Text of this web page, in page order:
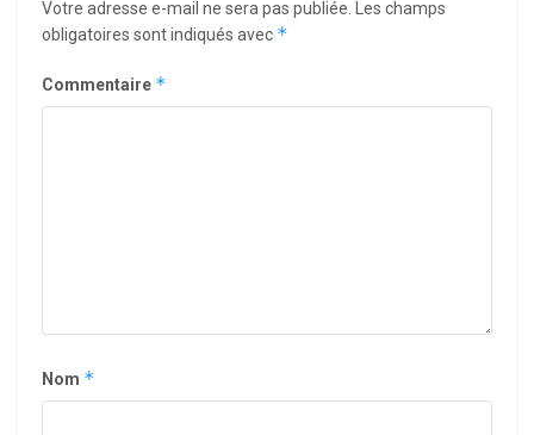
Votre adresse e-mail ne sera pas publiée. Les champs
obligatoires sont indiqués avec *
Commentaire *
Nom *